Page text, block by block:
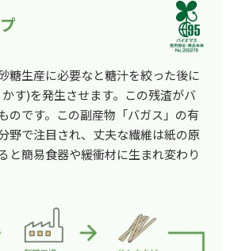
糖生産に必要なと糖汁を絞った後に
す)を発生させます。この残渣がバ
のです。この副産物「バガス」の有
野で注目され、丈夫な繊維は紙の原
と簡易食器や緩衝材に生まれ変わり